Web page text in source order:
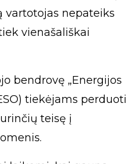
vartotojas nepateiks
vienašališkai
bendrovę „Energijos
tiekėjams perduoti
teisę į